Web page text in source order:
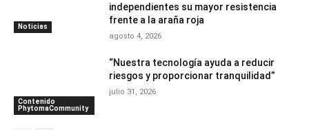
Noticias
independientes su mayor resistencia
frente a la araña roja
agosto 4, 2026
Contenido
PhytomaCommunity
“Nuestra tecnología ayuda a reducir
riesgos y proporcionar tranquilidad”
julio 31, 2026